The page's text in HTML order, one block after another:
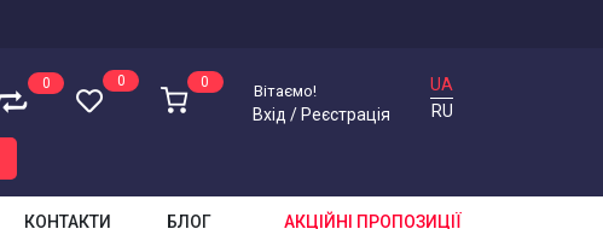
0 0 0 Вітаємо!
Вхід / Реєстрація
UA
RU
КОНТАКТИ БЛОГ АКЦІЙНІ ПРОПОЗИЦІЇ